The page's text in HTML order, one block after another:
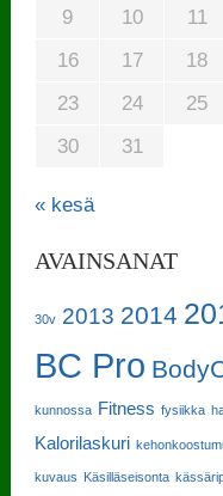
9
10 11
16
17 18
23
24 25
30
31
« kesä
AVAINSANAT
30v 2013 2014
BC Pro
kunnossa Fitness fysiikka
Kalorilaskuri
kuvaus Käsilläseisonta